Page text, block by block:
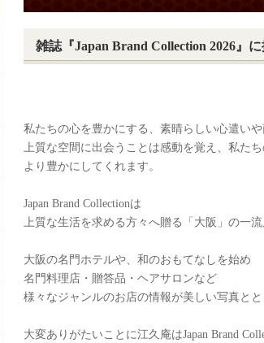
雑誌『Japan Brand Collection 2026』
私たちの心を豊かにする、素晴らしい心遣いや
上質な空間に出会うことは感動を覚え、私た
より豊かにしてくれます。
Japan Brand Collectionは
上質な生活を求める方々へ贈る「大阪」の一
大阪の名門ホテルや、和のおもてなしを始め
名門料理店・贈答品・ヘアサロンなど
様々なジャンルのお店の情報が美しい写真と
大変ありがたいことに江久庵はJapan Brand